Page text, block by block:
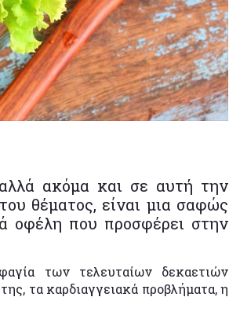
ακόμα και σε αυτή την
θέματος, είναι μια σαφώς
οφέλη που προσφέρει στην
των τελευταίων δεκαετιών
τα καρδιαγγειακά προβλήματα, η